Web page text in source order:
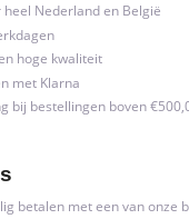
Nederland en België
hoge kwaliteit
met Klarna
bij bestellingen boven
betalen met een van onze